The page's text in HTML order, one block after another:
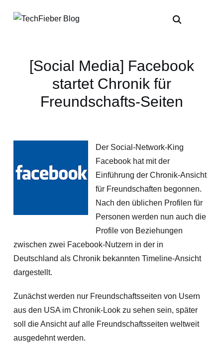
[Social Media] Facebook
startet Chronik für
Freundschafts-Seiten
Der Social-Network-King
Facebook hat mit der
Einführung der Chronik-Ansicht
für Freundschaften begonnen.
Nach den üblichen Profilen für
Personen werden nun auch die
Profile von Beziehungen
zwischen zwei Facebook-Nutzern in der in
Deutschland als Chronik bekannten Timeline-Ansicht
dargestellt.
Zunächst werden nur Freundschaftsseiten von Usern
aus den USA im Chronik-Look zu sehen sein, später
soll die Ansicht auf alle Freundschaftsseiten weltweit
ausgedehnt werden.